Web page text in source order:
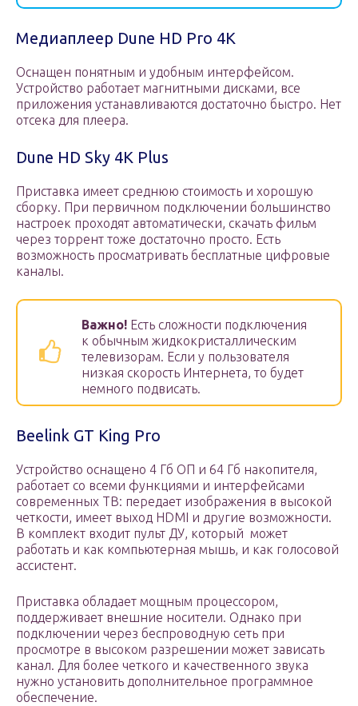
Медиаплеер Dune HD Pro 4K
Оснащен понятным и удобным интерфейсом.
Устройство работает магнитными дисками, все
приложения устанавливаются достаточно быстро. Нет
отсека для плеера.
Dune HD Sky 4K Plus
Приставка имеет среднюю стоимость и хорошую
сборку. При первичном подключении большинство
настроек проходят автоматически, скачать фильм
через торрент тоже достаточно просто. Есть
возможность просматривать бесплатные цифровые
каналы.
Важно! Есть сложности подключения
к обычным жидкокристаллическим
телевизорам. Если у пользователя
низкая скорость Интернета, то будет
немного подвисать.
Beelink GT King Pro
Устройство оснащено 4 Гб ОП и 64 Гб накопителя,
работает со всеми функциями и интерфейсами
современных ТВ: передает изображения в высокой
четкости, имеет выход HDMI и другие возможности.
В комплект входит пульт ДУ, который ­ может
работать и как компьютерная мышь, и как голосовой
ассистент.
Приставка обладает мощным процессором,
поддерживает внешние носители. Однако при
подключении через беспроводную сеть при
просмотре в высоком разрешении может зависать
канал. Для более четкого и качественного звука
нужно установить дополнительное программное
обеспечение.